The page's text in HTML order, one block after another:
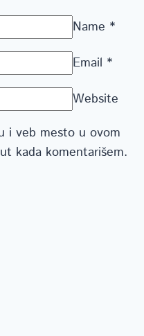
Name *
Email *
Website
i veb mesto u ovom
kada komentarišem.